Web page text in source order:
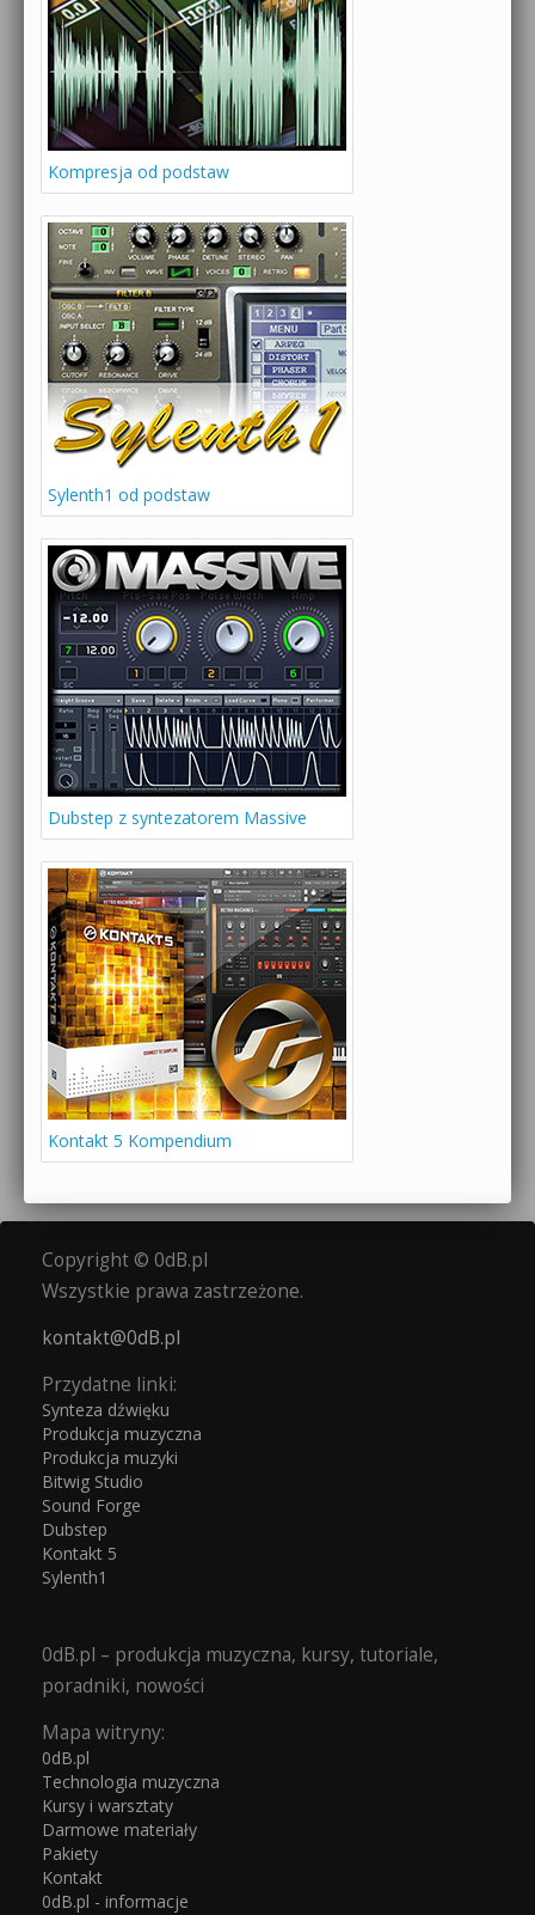
Kompresja od podstaw
Sylenth1 od podstaw
Dubstep z syntezatorem Massive
Kontakt 5 Kompendium
Copyright © 0dB.pl
Wszystkie prawa zastrzeżone.
kontakt@0dB.pl
Przydatne linki:
Synteza dźwięku
Produkcja muzyczna
Produkcja muzyki
Bitwig Studio
Sound Forge
Dubstep
Kontakt 5
Sylenth1
0dB.pl – produkcja muzyczna, kursy, tutoriale,
poradniki, nowości
Mapa witryny:
0dB.pl
Technologia muzyczna
Kursy i warsztaty
Darmowe materiały
Pakiety
Kontakt
0dB.pl - informacje